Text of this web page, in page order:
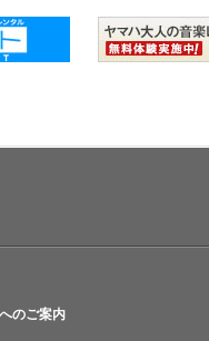
のご案内